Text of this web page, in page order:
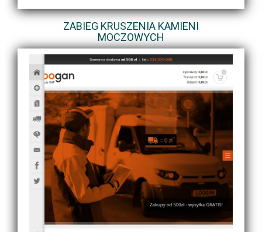
ZABIEG KRUSZENIA KAMIENI
MOCZOWYCH